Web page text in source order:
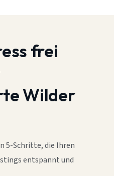
frei
Wilder
5-Schritte, die Ihren
entspannt und